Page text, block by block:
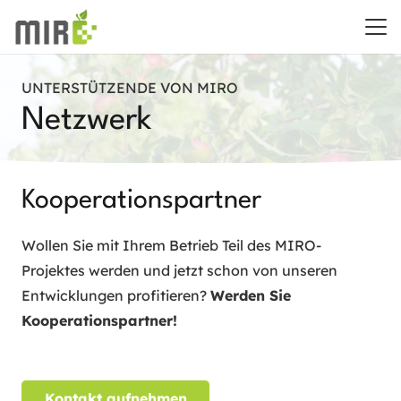
UNTERSTÜTZENDE VON MIRO
Netzwerk
Kooperationspartner
Wollen Sie mit Ihrem Betrieb Teil des MIRO-
Projektes werden und jetzt schon von unseren
Entwicklungen profitieren? Werden Sie
Kooperationspartner!